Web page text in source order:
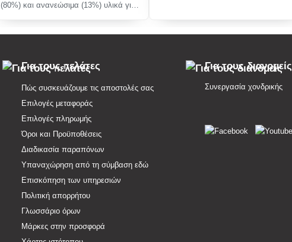
(80%) και ανανεώσιμα (13%) υλικά για
Για τους πελάτες
Πώς συσκευάζουμε τις αποστολές σας
Επιλογές μεταφοράς
Επιλογές πληρωμής
Όροι και Προϋποθέσεις
Διαδικασία παραπόνων
Υπαναχώρηση από τη σύμβαση εδώ
Επισκόπηση των υπηρεσιών
Πολιτική απορρήτου
Γλωσσάριο όρων
Μάρκες στην προσφορά
Για τους διανομείς
Συνεργασία χονδρικής